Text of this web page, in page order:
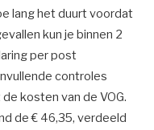
lang het duurt voordat
kun je binnen 2
per post
controles
kosten van de VOG.
de € 46,35, verdeeld